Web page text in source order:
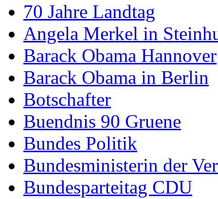
70 Jahre Landtag
Angela Merkel in
Barack Obama Hannover
Barack Obama in Berlin
Botschafter
Buendnis 90 Gruene
Bundes Politik
Bundesministerin der
Bundesparteitag CDU